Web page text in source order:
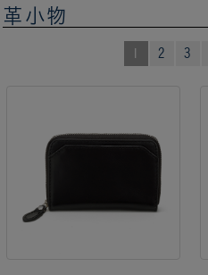
革小物
2 3